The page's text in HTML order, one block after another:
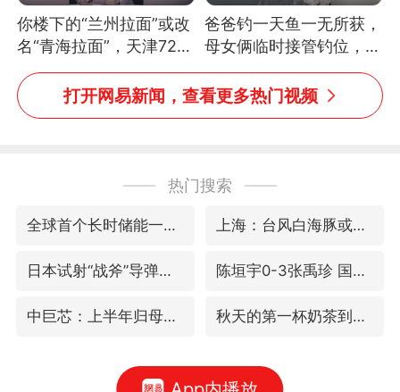
你楼下的“兰州拉面”或改
名“青海拉面”，天津72家
面馆已集体更换招牌
爸爸钓一天鱼一无所获，
母女俩临时接管钓位，用
玩具鱼竿钓上大鱼
打开网易新闻，查看更多热门视频
热门搜索
全球首个长时储能一体化产业园量产 上海：台风白海豚或将带来龙卷风
日本试射“战斧”导弹，国防部回应 陈垣宇0-3张禹珍 国乒男单全军覆没
中巨芯：上半年归母净利润1405.77万元 秋天的第一杯奶茶到底有多火